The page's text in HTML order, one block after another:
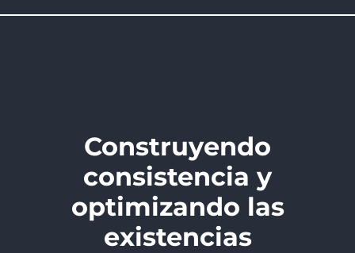
Construyendo
consistencia y
optimizando las
existencias